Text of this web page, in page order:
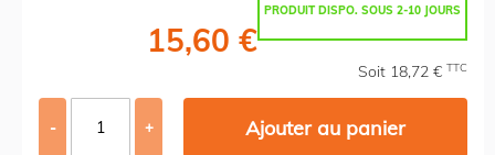
PRODUIT DISPO. SOUS 2-10 JOURS
15,60 €
Soit 18,72 € TTC
- + Ajouter au panier